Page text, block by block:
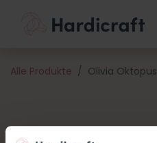
Alle Produkte Olivia Oktopus